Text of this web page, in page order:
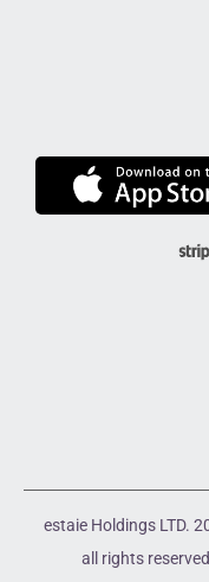
© 2026 estaie Holdings LTD.
all rights reserved